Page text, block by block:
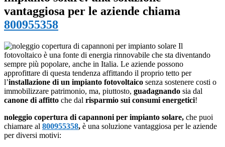
vantaggiosa per le aziende chiama
800955358
Il
fotovoltaico è una fonte di energia rinnovabile che sta diventando
sempre più popolare, anche in Italia. Le aziende possono
approfittare di questa tendenza affittando il proprio tetto per
l’installazione di un impianto fotovoltaico senza sostenere costi o
immobilizzare patrimonio, ma, piuttosto, guadagnando sia dal
canone di affitto che dal risparmio sui consumi energetici!
noleggio copertura di capannoni per impianto solare, che puoi
chiamare al 800955358, è una soluzione vantaggiosa per le aziende
per diversi motivi: